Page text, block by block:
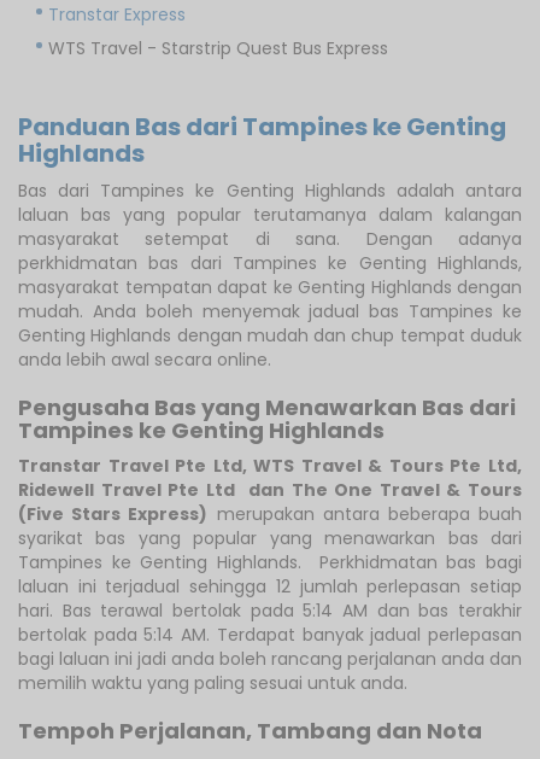
Transtar Express
WTS Travel - Starstrip Quest Bus Express
Panduan Bas dari Tampines ke Genting
Highlands
Bas dari Tampines ke Genting Highlands adalah antara
laluan bas yang popular terutamanya dalam kalangan
masyarakat setempat di sana. Dengan adanya
perkhidmatan bas dari Tampines ke Genting Highlands,
masyarakat tempatan dapat ke Genting Highlands dengan
mudah. Anda boleh menyemak jadual bas Tampines ke
Genting Highlands dengan mudah dan chup tempat duduk
anda lebih awal secara online.
Pengusaha Bas yang Menawarkan Bas dari
Tampines ke Genting Highlands
Transtar Travel Pte Ltd,WTS Travel & Tours Pte Ltd,
Ridewell Travel Pte Ltd
dan The One Travel & Tours
(Five Stars Express) merupakan antara beberapa buah
syarikat bas yang popular yang menawarkan bas dari
Tampines ke Genting Highlands. Perkhidmatan bas bagi
laluan ini terjadual sehingga 12 jumlah perlepasan setiap
hari. Bas terawal bertolak pada 5:14 AM dan bas terakhir
bertolak pada 5:14 AM. Terdapat banyak jadual perlepasan
bagi laluan ini jadi anda boleh rancang perjalanan anda dan
memilih waktu yang paling sesuai untuk anda.
Tempoh Perjalanan, Tambang dan Nota